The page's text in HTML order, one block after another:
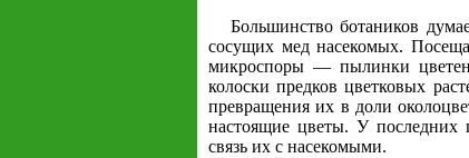
Большинство ботаников
сосущих мед насекомых.
микроспоры — пылинки
колоски предков цветковых
превращения их в доли
настоящие цветы. У последних
связь их с насекомыми.